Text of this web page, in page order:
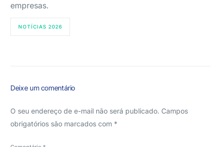
empresas.
NOTÍCIAS 2026
Deixe um comentário
O seu endereço de e-mail não será publicado. Campos
obrigatórios são marcados com *